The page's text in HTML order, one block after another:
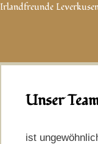
Irlandfreunde
Unser
ist